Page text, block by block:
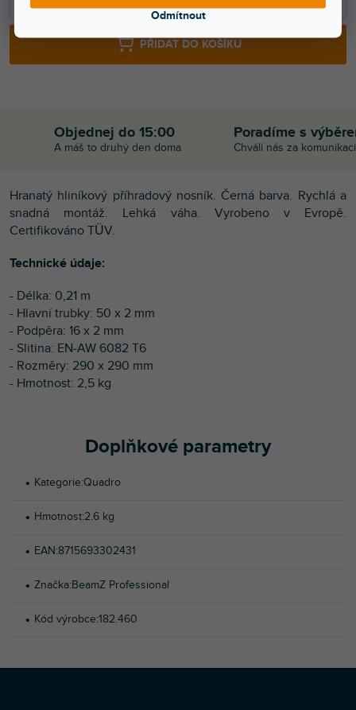
Odmítnout
PŘIDAT DO KOŠÍKU
Objednej do 15:00
A máš to druhý den doma
Poradíme s
Chválí nás za komunikaci
Hranatý hliníkový příhradový nosník. Černá barva. Rychlá a
snadná montáž. Lehká váha. Vyrobeno v Evropě.
Certifikováno TÜV.
Technické údaje:
- Délka: 0,21 m
- Hlavní trubky: 50 x 2 mm
- Podpěra: 16 x 2 mm
- Slitina: EN-AW 6082 T6
- Rozměry: 290 x 290 mm
- Hmotnost: 2,5 kg
Doplňkové parametry
Kategorie:Quadro
Hmotnost:2.6 kg
EAN:8715693302431
Značka:BeamZ Professional
Kód výrobce:182.460